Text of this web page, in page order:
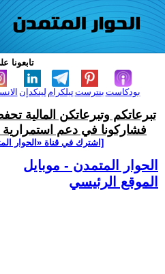
تابعونا
لينكدإن تيلكرامبنترست بودكاست
تبرعاتكم وتبرعاتكن المالية
فشاركونا في دعم استمرارية
[اشترك في قناة ‫«الحوار
الحوار المتمدن - موبايل
الموقع الرئيسي